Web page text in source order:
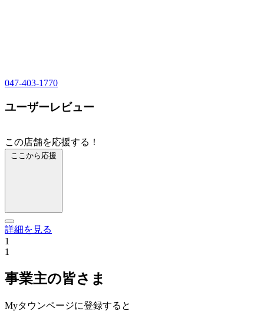
047-403-1770
ユーザーレビュー
この店舗を応援する！
ここから応援
詳細を見る
1
1
事業主の皆さま
Myタウンページに登録すると